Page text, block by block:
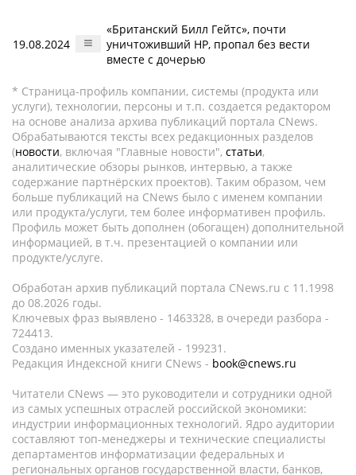
19.08.2024
«Британский Билл Гейтс», почти
уничтоживший HP, пропал без вести
вместе с дочерью
* Страница-профиль компании, системы (продукта или
услуги), технологии, персоны и т.п. создается редактором
на основе анализа архива публикаций портала CNews.
Обрабатываются тексты всех редакционных разделов
(новости, включая "Главные новости", статьи,
аналитические обзоры рынков, интервью, а также
содержание партнёрских проектов). Таким образом, чем
больше публикаций на CNews было с именем компании
или продукта/услуги, тем более информативен профиль.
Профиль может быть дополнен (обогащен) дополнительной
информацией, в т.ч. презентацией о компании или
продукте/услуге.
Обработан архив публикаций портала CNews.ru c 11.1998
до 08.2026 годы.
Ключевых фраз выявлено - 1463328, в очереди разбора -
724413.
Создано именных указателей - 199231.
Редакция Индексной книги CNews - book@cnews.ru
Читатели CNews — это руководители и сотрудники одной
из самых успешных отраслей российской экономики:
индустрии информационных технологий. Ядро аудитории
составляют топ-менеджеры и технические специалисты
департаментов информатизации федеральных и
региональных органов государственной власти, банков,